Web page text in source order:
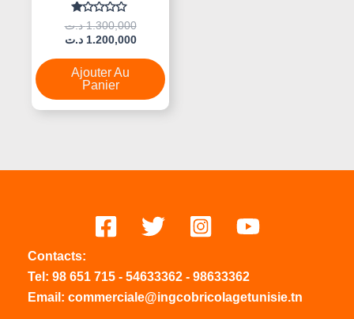
Note
0
Sur
1.300,000 د.ت
1.200,000 د.ت
Ajouter Au
Panier
Contacts:
Tel: 98 651 715 - 54633362 - 98633362
Email: commerciale@ingcobricolagetunisie.tn